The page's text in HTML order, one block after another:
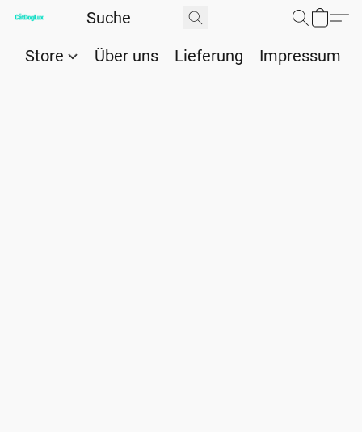
Store Über uns Lieferung Impressum